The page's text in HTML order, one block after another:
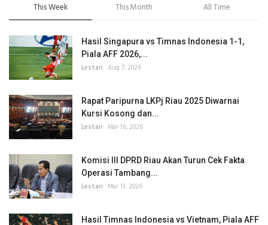
This Week This Month All Time
Hasil Singapura vs Timnas Indonesia 1-1,
Piala AFF 2026,...
Lestari Aug 7, 2026
Rapat Paripurna LKPj Riau 2025 Diwarnai
Kursi Kosong dan...
Lestari Mar 16, 2026
Komisi III DPRD Riau Akan Turun Cek Fakta
Operasi Tambang...
Lestari Mar 13, 2026
Hasil Timnas Indonesia vs Vietnam, Piala AFF